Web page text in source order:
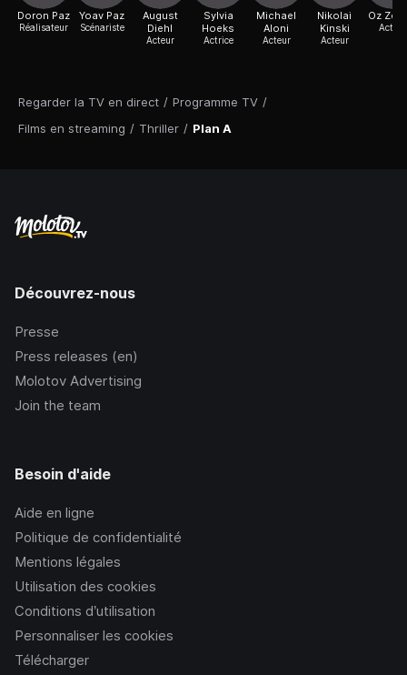
Regarder la TV en direct / Programme TV /
Films en streaming / Thriller / Plan A
Doron Paz
Réalisateur
Yoav Paz
Scénariste
August
Diehl
Acteur
Sylvia
Hoeks
Actrice
Michael
Aloni
Acteur
Nikolai
Kinski
Acteur
Oz
Acteur
Découvrez-nous
Presse
Press releases (en)
Molotov Advertising
Join the team
Besoin d'aide
Aide en ligne
Politique de confidentialité
Mentions légales
Utilisation des cookies
Conditions d’utilisation
Personnaliser les cookies
Télécharger